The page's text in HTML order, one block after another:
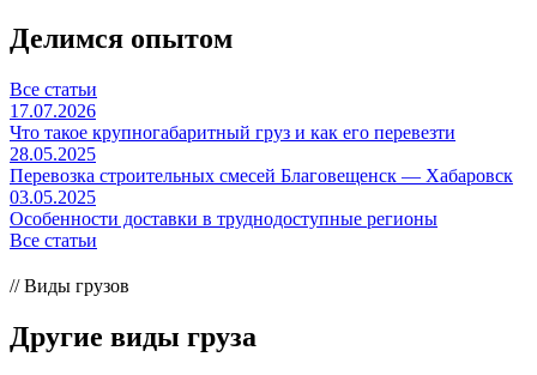
Делимся опытом
Все статьи
17.07.2026
Что такое крупногабаритный груз и как его перевезти
28.05.2025
Перевозка строительных смесей Благовещенск — Хабаровск
03.05.2025
Особенности доставки в труднодоступные регионы
Все статьи
// Виды грузов
Другие виды груза